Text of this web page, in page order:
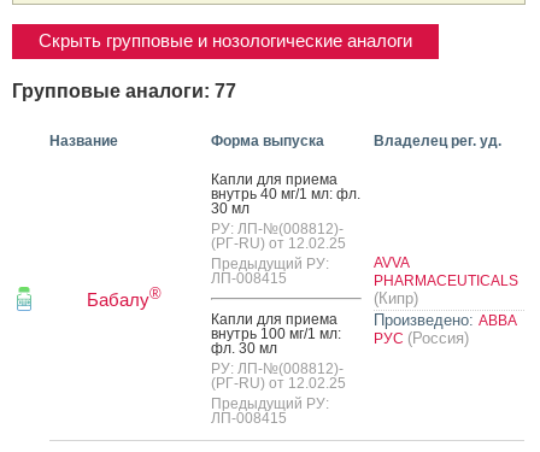
Скрыть групповые и нозологические аналоги
Групповые аналоги: 77
Название Форма выпуска Владелец рег. уд.
Бабалу®
Кап­ли для при­ема
внутрь 40 мг/1 мл: фл.
30 мл
РУ: ЛП-№(008812)-
(РГ-RU) от 12.02.25
Предыдущий РУ:
ЛП-008415
Кап­ли для при­ема
внутрь 100 мг/1 мл:
фл. 30 мл
РУ: ЛП-№(008812)-
(РГ-RU) от 12.02.25
Предыдущий РУ:
ЛП-008415
AVVA
PHARMACEUTICALS
(Кипр)
Произведено: АВВА
РУС (Россия)